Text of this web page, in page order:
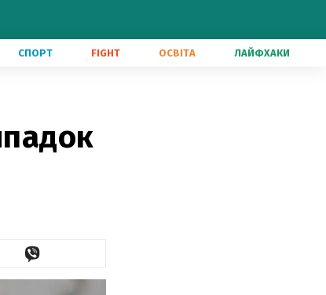
СПОРТ FIGHT ОСВІТА ЛАЙФХАКИ